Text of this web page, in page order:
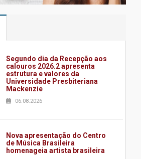
Segundo dia da Recepção aos
calouros 2026.2 apresenta
estrutura e valores da
Universidade Presbiteriana
Mackenzie
06.08.2026
Nova apresentação do Centro
de Música Brasileira
homenageia artista brasileira